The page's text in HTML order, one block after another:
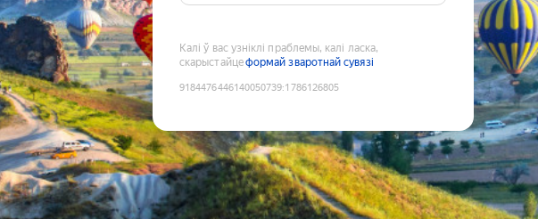
Калі ў вас узніклі праблемы, калі ласка,
скарыстайцеформай зваротнай сувязі
9184476446140050739:1786126805